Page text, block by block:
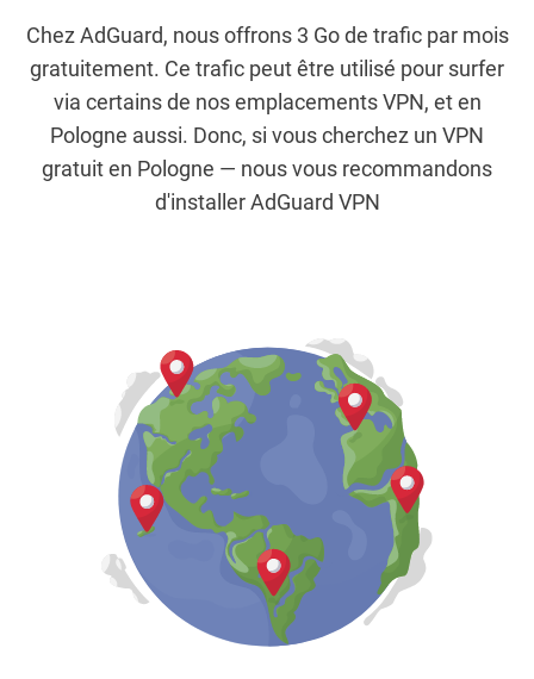
Chez AdGuard, nous offrons 3 Go de trafic par mois
gratuitement. Ce trafic peut être utilisé pour surfer
via certains de nos emplacements VPN, et en
Pologne aussi. Donc, si vous cherchez un VPN
gratuit en Pologne — nous vous recommandons
d'installer AdGuard VPN